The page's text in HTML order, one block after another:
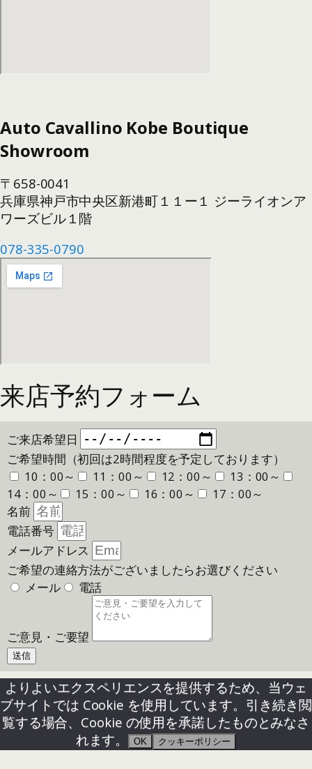
Auto Cavallino Kobe Boutique
Showroom
〒658-0041
兵庫県神戸市中央区新港町１１ー１ ジーライオンア
ワーズビル１階
078-335-0790
来店予約フォーム
ご来店希望日
ご希望時間（初回は2時間程度を予定しております）
10：00～
11：00～ 12：00～
13：00～
14：00～
15：00～ 16：00～
17：00～
名前
電話番号
メールアドレス
ご希望の連絡方法がございましたらお選びください
メール
電話
ご意見・ご要望
送信
よりよいエクスペリエンスを提供するため、当ウェ
ブサイトでは Cookie を使用しています。引き続き閲
覧する場合、Cookie の使用を承諾したものとみなさ
れます。 OK クッキーポリシー